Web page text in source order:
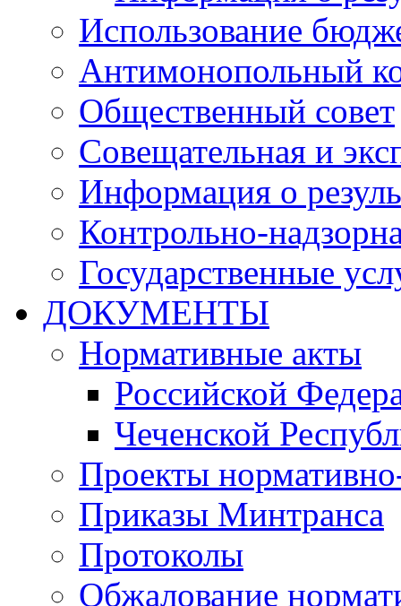
Использование
Антимонопольный
Общественный совет
Совещательная и
Информация о
Контрольно-
Государственные
ДОКУМЕНТЫ
Нормативные акты
Российской
Чеченской
Проекты
Приказы Минтранса
Протоколы
Обжалование